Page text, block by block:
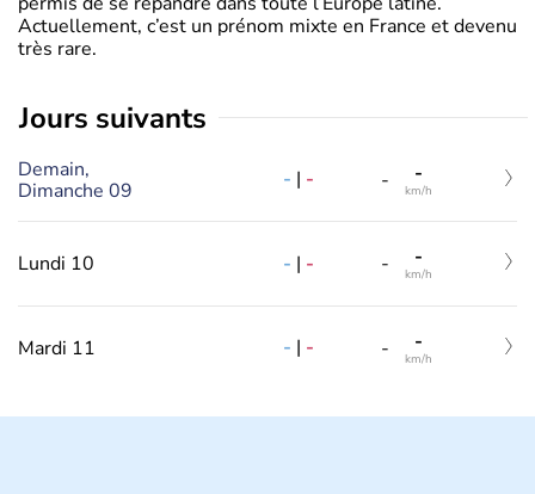
Actuellement, c’est un prénom mixte en France et devenu
très rare.
jours suivants
Demain,
Dimanche 09
- | - - -
km/h
Lundi 10 - | - - -
km/h
Mardi 11 - | - - -
km/h